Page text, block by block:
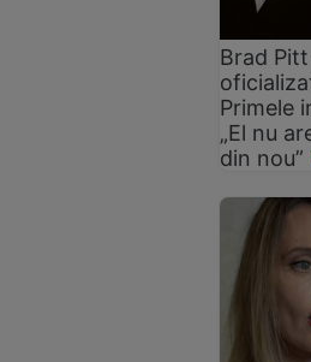
Brad
Primele
„El nu
din nou”